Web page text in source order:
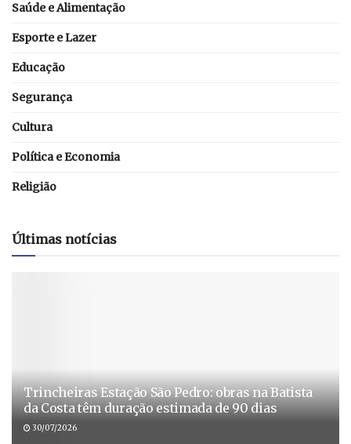
Saúde e Alimentação
Esporte e Lazer
Educação
Segurança
Cultura
Política e Economia
Religião
Últimas notícias
Trincheiras Estação São Pedro: obras na Batista
da Costa têm duração estimada de 90 dias
30/07/2026